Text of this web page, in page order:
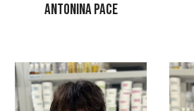
ANTONINA PACE